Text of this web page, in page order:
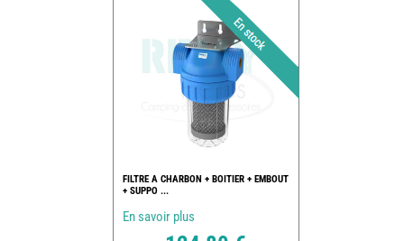
FILTRE A CHARBON + BOITIER + EMBOUT
+ SUPPO ...
En savoir plus